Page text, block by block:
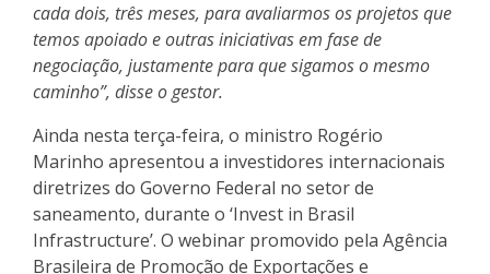
cada dois, três meses, para avaliarmos os projetos que
temos apoiado e outras iniciativas em fase de
negociação, justamente para que sigamos o mesmo
caminho”, disse o gestor.
Ainda nesta terça-feira, o ministro Rogério
Marinho apresentou a investidores internacionais
diretrizes do Governo Federal no setor de
saneamento, durante o ‘Invest in Brasil
Infrastructure’. O webinar promovido pela Agência
Brasileira de Promoção de Exportações e